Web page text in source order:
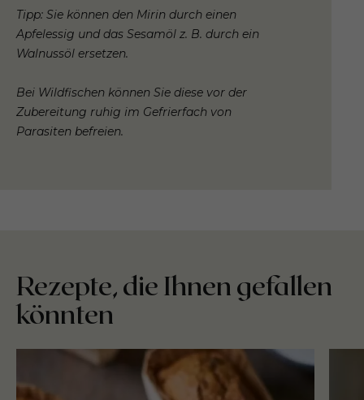
Tipp: Sie können den Mirin durch einen
Apfelessig und das Sesamöl z. B. durch ein
Walnussöl ersetzen.
Bei Wildfischen können Sie diese vor der
Zubereitung ruhig im Gefrierfach von
Parasiten befreien.
Rezepte, die Ihnen gefallen
könnten